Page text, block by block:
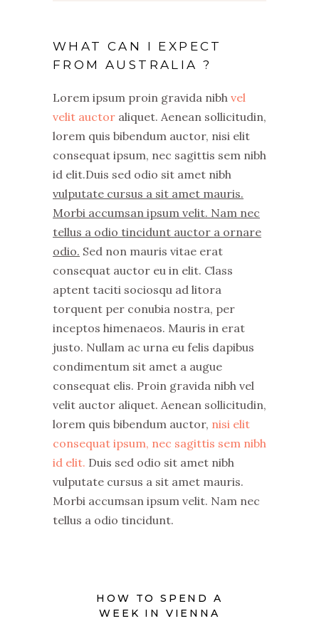
WHAT CAN I EXPECT
FROM AUSTRALIA ?
Lorem ipsum proin gravida nibh vel
velit auctor aliquet. Aenean sollicitudin,
lorem quis bibendum auctor, nisi elit
consequat ipsum, nec sagittis sem nibh
id elit.Duis sed odio sit amet nibh
vulputate cursus a sit amet mauris.
Morbi accumsan ipsum velit. Nam nec
tellus a odio tincidunt auctor a ornare
odio. Sed non mauris vitae erat
consequat auctor eu in elit. Class
aptent taciti sociosqu ad litora
torquent per conubia nostra, per
inceptos himenaeos. Mauris in erat
justo. Nullam ac urna eu felis dapibus
condimentum sit amet a augue
consequat elis. Proin gravida nibh vel
velit auctor aliquet. Aenean sollicitudin,
lorem quis bibendum auctor, nisi elit
consequat ipsum, nec sagittis sem nibh
id elit. Duis sed odio sit amet nibh
vulputate cursus a sit amet mauris.
Morbi accumsan ipsum velit. Nam nec
tellus a odio tincidunt.
HOW TO SPEND A
WEEK IN VIENNA